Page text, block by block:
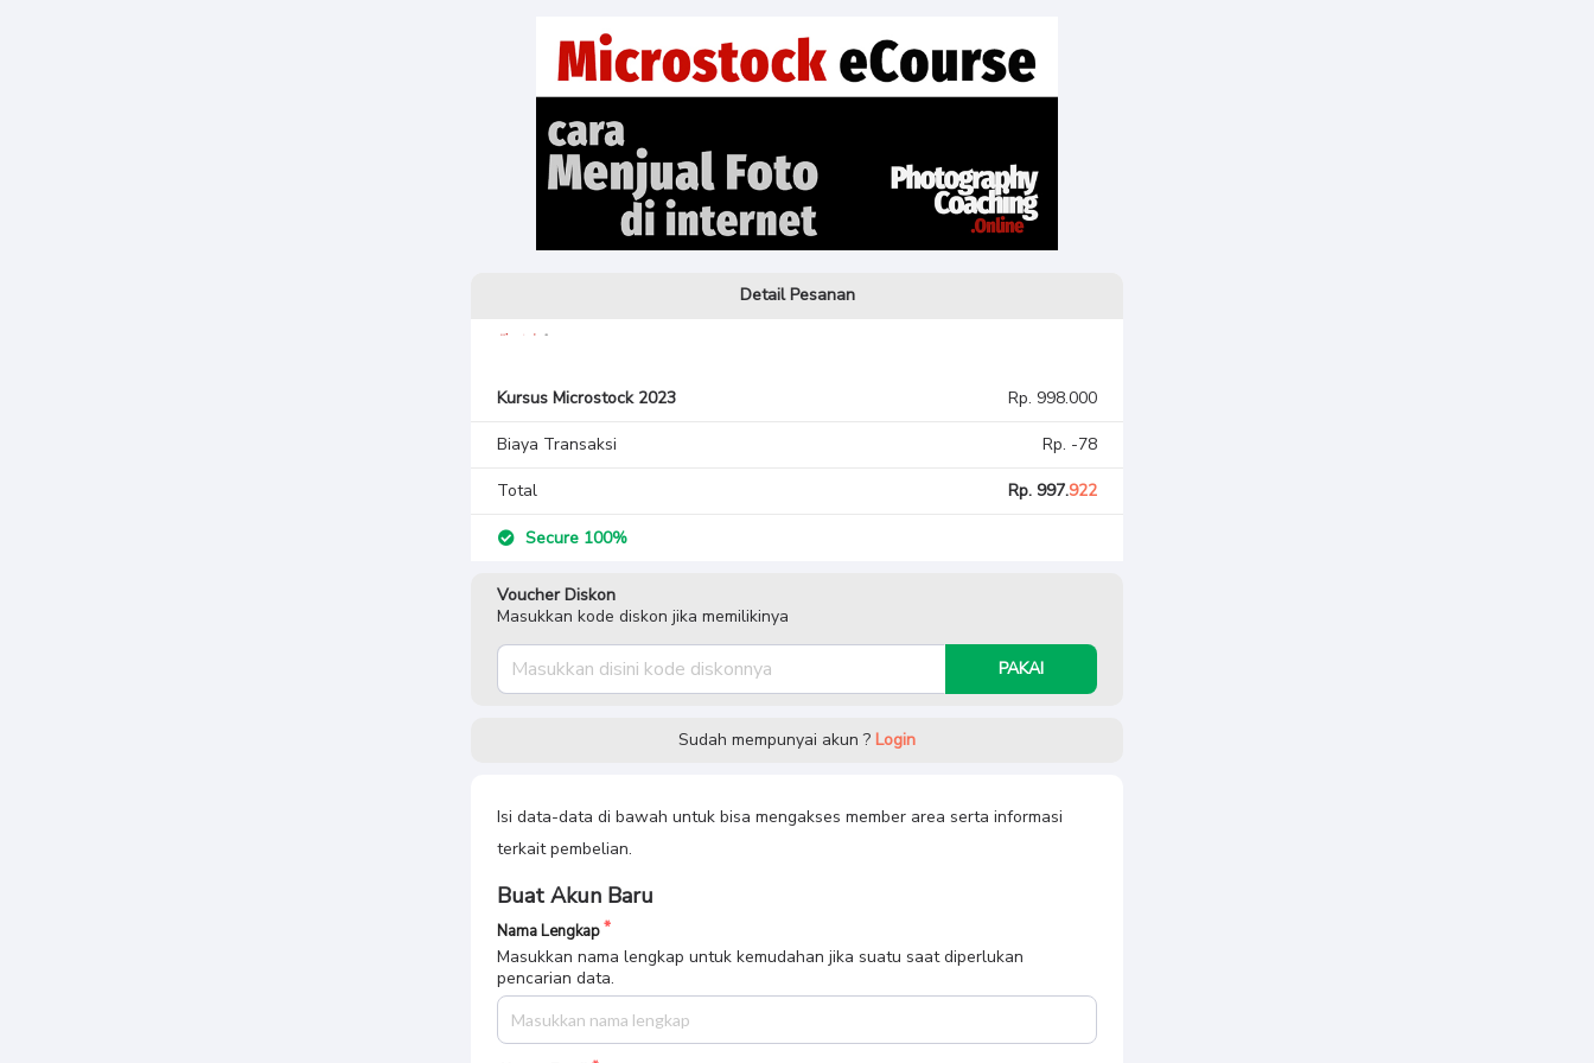
Detail Pesanan
Kursus Microstock 2023 Rp. 998.000
Biaya Transaksi Rp. -78
Total Rp. 997.922
Secure 100%
Voucher Diskon
Masukkan kode diskon jika memilikinya
PAKAI
Sudah mempunyai akun ? Login
Isi data-data di bawah untuk bisa mengakses member area serta informasi
terkait pembelian.
Buat Akun Baru
Nama Lengkap
Masukkan nama lengkap untuk kemudahan jika suatu saat diperlukan
pencarian data.